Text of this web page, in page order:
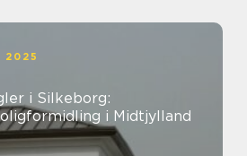
i Silkeborg:
i Midtjylland